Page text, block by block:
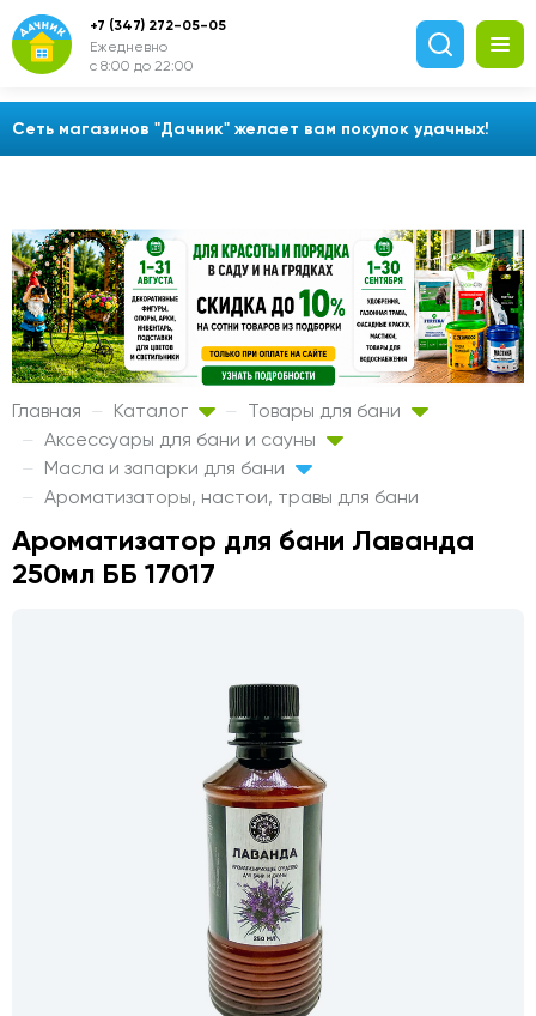
Сеть магазинов "Дачник" желает вам покупок удачных!
+7 (347) 272-05-05
Ежедневно
с 8:00 до 22:00
Главная Каталог
Товары для бани
Аксессуары для бани и сауны
Масла и запарки для бани
Ароматизаторы, настои, травы для бани
Ароматизатор для бани Лаванда
250мл ББ 17017